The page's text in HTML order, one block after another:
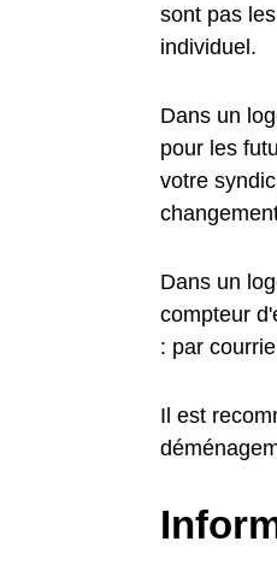
sont pas
individuel.
Dans un
pour les
votre
Dans un
compteur
: par
Il est